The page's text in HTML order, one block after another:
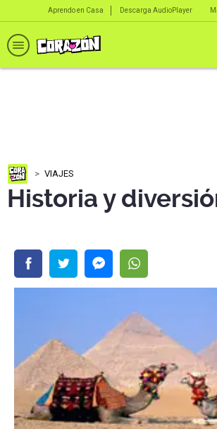
Aprendo en Casa Descarga AudioPlayer
VIAJES
Historia y